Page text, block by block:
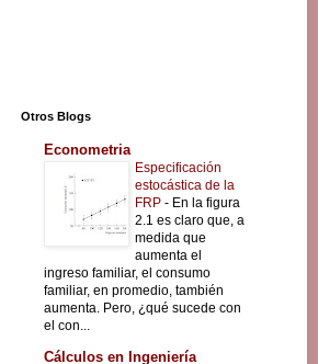
Otros Blogs
Econometria
Especificación
estocástica de la
FRP - En la figura
2.1 es claro que, a
medida que
aumenta el
ingreso familiar, el consumo
familiar, en promedio, también
aumenta. Pero, ¿qué sucede con
el con...
Cálculos en Ingeniería